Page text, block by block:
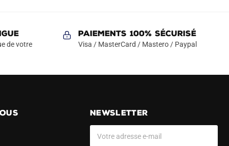
de votre
Paiements 100% Sécurisé
Visa / MasterCard / Mastero / Paypal
NEWSLETTER